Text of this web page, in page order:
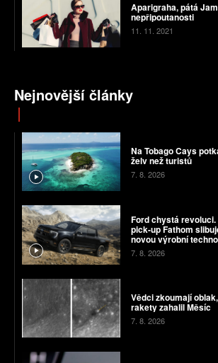
Aparigraha, pátá
nepřipoutanosti
11. 11. 2021
Nejnovější články
Na Tobago Cays
želv než turistů
7. 8. 2026
Ford chystá
pick-up Fathom
novou výrobní
7. 8. 2026
Vědci zkoumají
rakety zahalil Měsíc
7. 8. 2026